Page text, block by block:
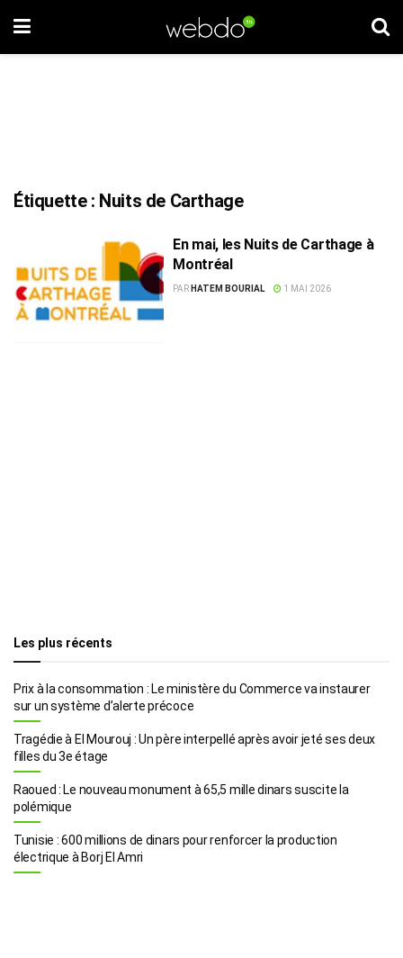
Étiquette : Nuits de Carthage
En mai, les Nuits de Carthage à
Montréal
PAR HATEM BOURIAL 1 MAI 2026
Les plus récents
Prix à la consommation : Le ministère du Commerce va instaurer
sur un système d’alerte précoce
Tragédie à El Mourouj : Un père interpellé après avoir jeté ses deux
filles du 3e étage
Raoued : Le nouveau monument à 65,5 mille dinars suscite la
polémique
Tunisie : 600 millions de dinars pour renforcer la production
électrique à Borj El Amri